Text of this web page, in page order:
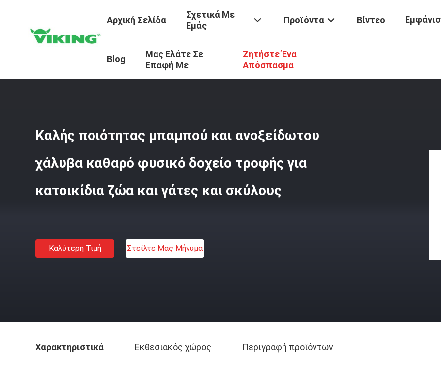
Αρχική Σελίδα
Σχετικά Με
Εμάς
Προϊόντα Βίντεο
Blog
Μας Ελάτε Σε
Επαφή Με
Ζητήστε Ένα
Απόσπασμα
Προϊόντα Κοτλέ Ύφασμα / Καλής Ποιότητας Μπαμπού Και Ανοξείδωτου Χάλυβα Καθαρό Φυσικό Δοχείο
Καλής ποιότητας μπαμπού και ανοξείδωτου
χάλυβα καθαρό φυσικό δοχείο τροφής για
κατοικίδια ζώα και γάτες και σκύλους
Καλύτερη Τιμή Στείλτε Μας Μήνυμα
Χαρακτηριστικά Εκθεσιακός χώρος Περιγραφή προϊόντων